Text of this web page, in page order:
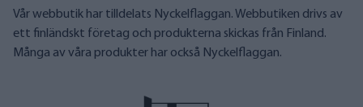
Vår webbutik har tilldelats Nyckelflaggan. Webbutiken drivs av
ett finländskt företag och produkterna skickas från Finland.
Många av våra produkter har också Nyckelflaggan.